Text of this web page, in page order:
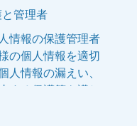
管理者
情報の保護管理者
の個人情報を適切
人情報の漏えい、
する保護策を講じ